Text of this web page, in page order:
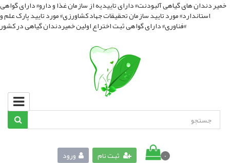
خمیر دندان های گیاهی آلبودنت# دارای تاییدیه از سازمان غذا و دارو# دارای گواهی
استاندارد# مورد تایید سازمان تحقیقات جهاد کشاورزی# مورد تایید پارک علم و
فناوری# دارای گواهی ثبت اختراع اولین خمیردندان گیاهی در کشور#
ورود ثبت نام 0